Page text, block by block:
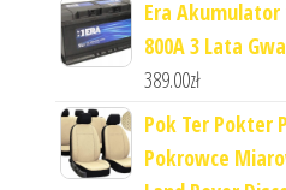
Era Akumulator
800A 3 Lata
389.00zł
Pok Ter Pokter
Pokrowce